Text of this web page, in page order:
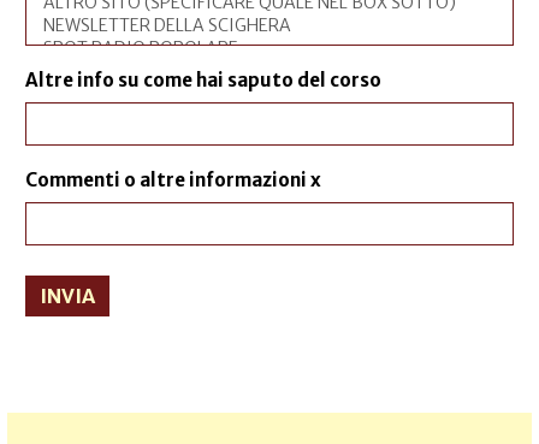
Altre info su come hai saputo del corso
Commenti o altre informazioni x
INVIA